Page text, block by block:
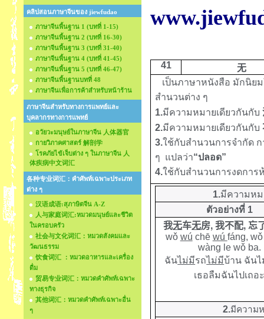
คลิปสอนภาษาจีนของ jiewfudao
ภาษาจีนพื้นฐาน 1 (บทที่ 1-15)
ภาษาจีนพื้นฐาน 2 (บทที่ 16-30)
ภาษาจีนพื้นฐาน 3 (บทที่ 31-40)
ภาษาจีนพื้นฐาน 4 (บทที่ 41-45)
ภาษาจีนพื้นฐาน 5 (บทที่ 46-47)
ภาษาจีนพื้นฐานบทที่ 48
ภาษาจีนเพื่อการค้าสำหรับหน้าร้าน
ภาษาจีนสำหรับทางการแพทย์และ
บุคลากรทางการแพทย์
อวัยวะมนุษย์ในภาษาจีน 人体器官
กายวิภาคศาสตร์ 解剖学
โรคภัยไข้เจ็บต่าง ๆ ในภาษาจีน 人
体疾病中文词汇
各种专业词汇：คำศัพท์เฉพาะประเภท
ต่าง ๆ
汉语成语:สุภาษิตจีน A-Z
人与家庭词汇:หมวดมนุษย์และชีวิต
ในครอบครัว
社会与文化词汇：หมวดสังคมและ
วัฒนธรรม
饮食词汇 ：หมวดอาหารและเครื่อง
ดื่ม
贸易专业词汇：หมวดคำศัพท์เฉพาะ
ทางธุรกิจ
其他词汇：หมวดคำศัพท์เฉพาะอื่น
ๆ
41
无
เป็นภาษาหนังสือ มักนิย
สำนวนต่าง ๆ
1.มีความหมายเดียวกันกับ
2.มีความหมายเดียวกันกับ
3.ใช้กับสำนวนการจำกัด
ๆ แปลว่า“ปลอด”
4.ใช้กับสำนวนการงดการ
1.มีความหม
ตัวอย่างที่ 1
我无车无房,我不配,忘
wǒ wú chē wú fáng,
wàng le wǒ ba.
ฉันไม่มีรถไม่มีบ้าน ฉัน
เธอลืมฉันไปเถอ
2.มีความ